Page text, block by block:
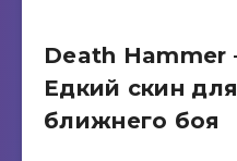
Death
Едкий скин
ближнего боя